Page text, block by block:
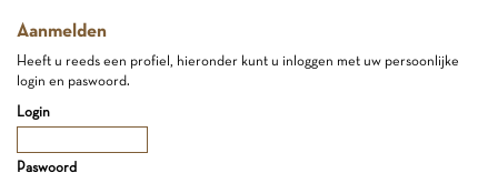
Aanmelden
Heeft u reeds een profiel, hieronder kunt u inloggen met uw persoonlijke
login en paswoord.
Login
Paswoord